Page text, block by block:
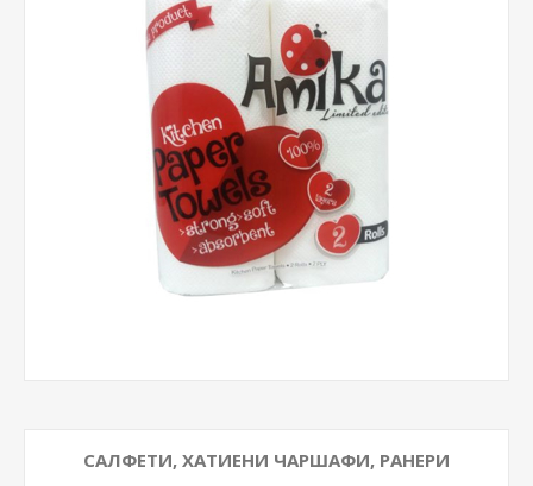
САЛФЕТИ, ХАТИЕНИ ЧАРШАФИ, РАНЕРИ